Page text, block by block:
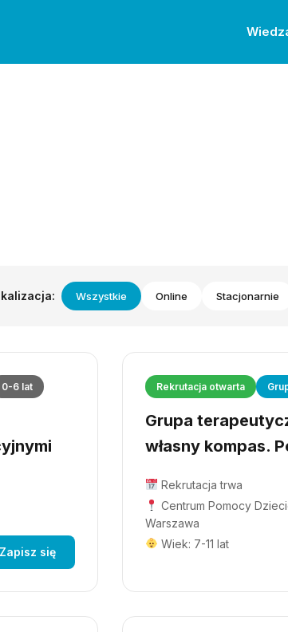
Wszystkie Online Stacjonarnie
0-6 lat
Zapisz się
Rekrutacja otwarta
Grupa
własny kompas.
Rekrutacja trwa
Centrum Pomocy
Warszawa
Wiek: 7-11 lat